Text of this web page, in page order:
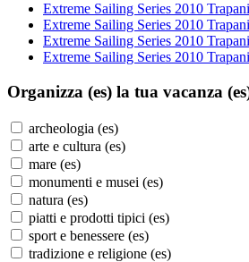
Extreme Sailing Series 2010
Extreme Sailing Series 2010
Extreme Sailing Series 2010
Extreme Sailing Series 2010
Organizza (es) la tua vacanza
archeologia (es)
arte e cultura (es)
mare (es)
monumenti e musei (es)
natura (es)
piatti e prodotti tipici (es)
sport e benessere (es)
tradizione e religione (es)